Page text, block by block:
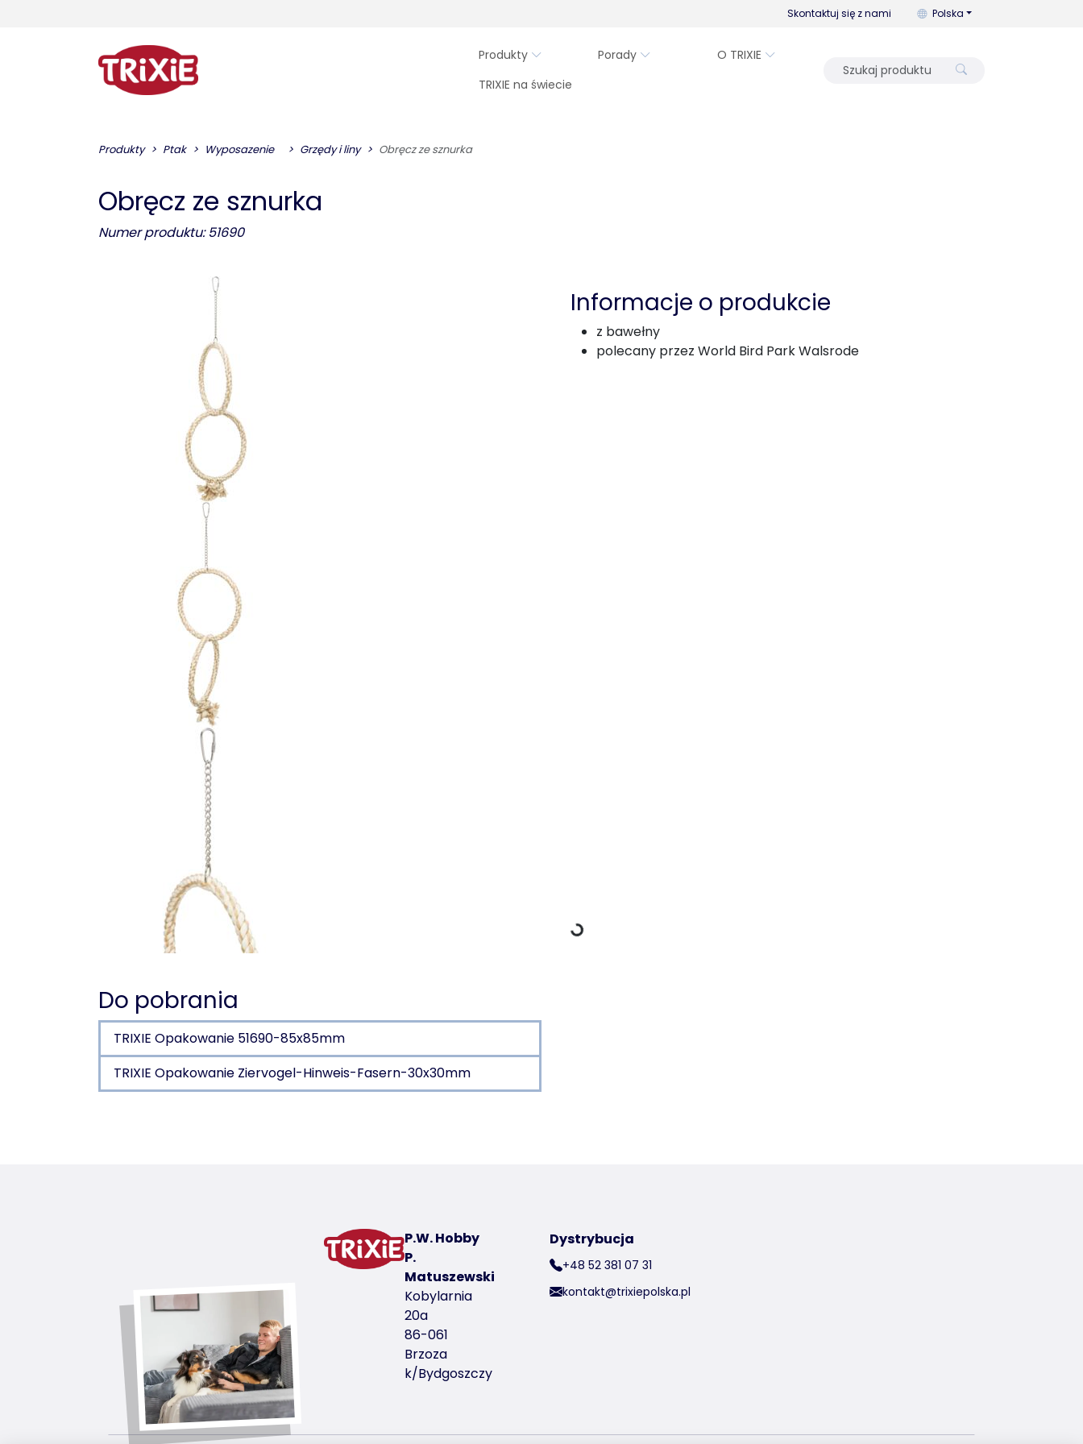
Skontaktuj się z nami Możesz zmienić język za
Polska
Produkty Porady
O TRIXIE
TRIXIE na świecie
Produkty Ptak Wyposazenie Grzędy i liny Obręcz ze sznurka
Obręcz ze sznurka
Numer produktu: 51690
Informacje o produkcie
z bawełny
polecany przez World Bird Park Walsrode
Dane ładowania
Do pobrania
TRIXIE Opakowanie 51690-85x85mm
TRIXIE Opakowanie Ziervogel-Hinweis-Fasern-30x30mm
wariant produktu: unikalny numer produktu 51690
Wymiary
ø 16 cm
Przeznaczona dla
aleksandretty, papużek falistych
linki do pobrania
TRIXIE Opakowanie 51690-85x85mm
P.W. Hobby
P.
Matuszewski
Kobylarnia
20a
86-061
Brzoza
k/Bydgoszczy
Dystrybucja
+48 52 381 07 31
kontakt@trixiepolska.pl